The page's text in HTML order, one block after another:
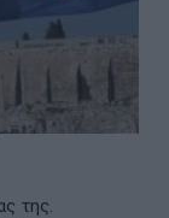
της.